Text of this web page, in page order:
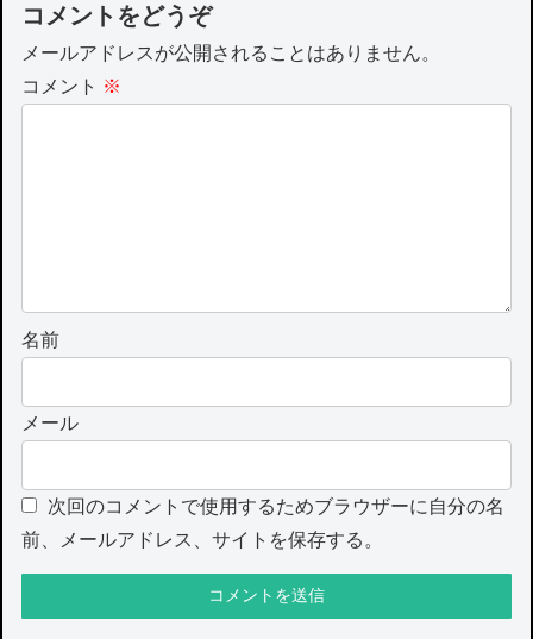
コメントをどうぞ
メールアドレスが公開されることはありません。
コメント ※
名前
メール
次回のコメントで使用するためブラウザーに自分の名
前、メールアドレス、サイトを保存する。